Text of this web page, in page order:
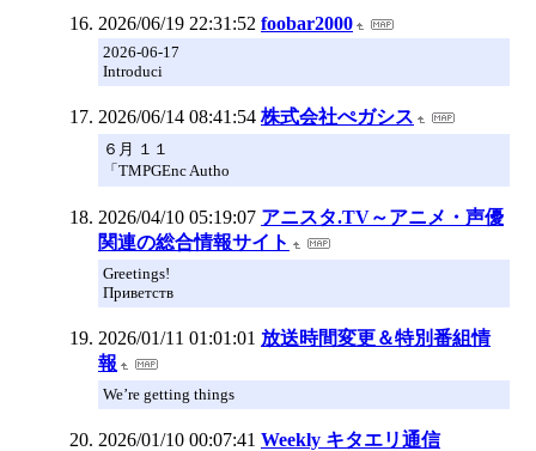
2026/06/19 22:31:52 foobar2000
2026-06-17
Introduci
2026/06/14 08:41:54 株式会社ぺガシス
６月 １１
「TMPGEnc Autho
2026/04/10 05:19:07 アニスタ.TV～アニメ・声優
関連の総合情報サイト
Greetings!
Приветств
2026/01/11 01:01:01 放送時間変更＆特別番組情
報
We’re getting things
2026/01/10 00:07:41 Weekly キタエリ通信